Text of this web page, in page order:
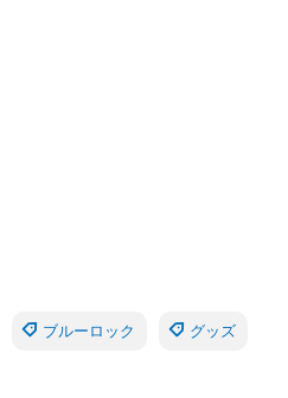
ブルーロック グッズ